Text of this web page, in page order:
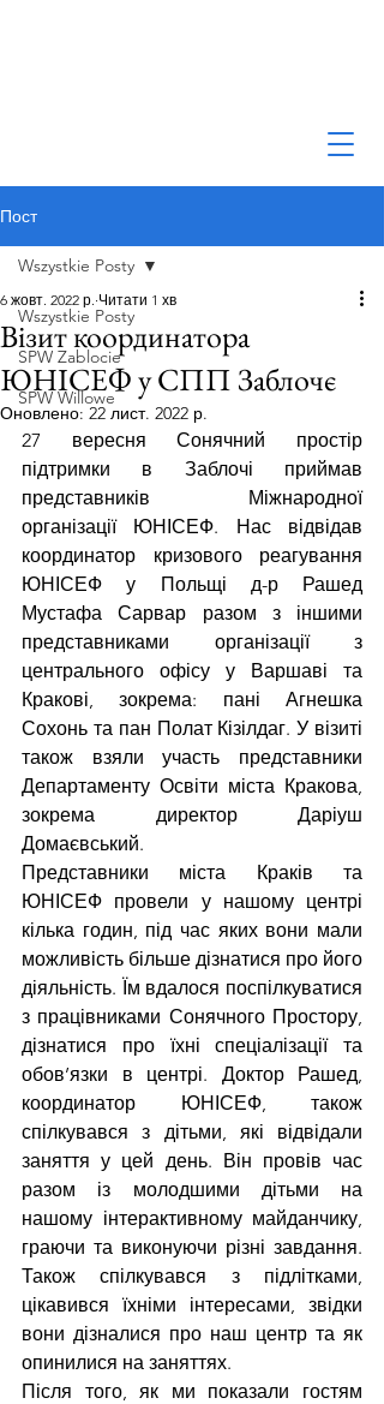
Пост
Wszystkie Posty
SPW Zablocie
SPW Willowe
Wszystkie Posty
Візит координатора
ЮНІСЕФ у СПП Заблочє
6 жовт. 2022 р. Читати 1 хв
Оновлено: 22 лист. 2022 р.
27 вересня Сонячний простір
підтримки в Заблочі приймав
представників Міжнародної
організації ЮНІСЕФ. Нас відвідав
координатор кризового реагування
ЮНІСЕФ у Польщі д-р Рашед
Мустафа Сарвар разом з іншими
представниками організації з
центрального офісу у Варшаві та
Кракові, зокрема: пані Агнешка
Сохонь та пан Полат Кізілдаг. У візиті
також взяли участь представники
Департаменту Освіти міста Кракова,
зокрема директор Даріуш
Домаєвський.
Представники міста Краків та
ЮНІСЕФ провели у нашому центрі
кілька годин, під час яких вони мали
можливість більше дізнатися про його
діяльність. Їм вдалося поспілкуватися
з працівниками Сонячного Простору,
дізнатися про їхні спеціалізації та
обов’язки в центрі. Доктор Рашед,
координатор ЮНІСЕФ, також
спілкувався з дітьми, які відвідали
заняття у цей день. Він провів час
разом із молодшими дітьми на
нашому інтерактивному майданчику,
граючи та виконуючи різні завдання.
Також спілкувався з підлітками,
цікавився їхніми інтересами, звідки
вони дізналися про наш центр та як
опинилися на заняттях.
Після того, як ми показали гостям